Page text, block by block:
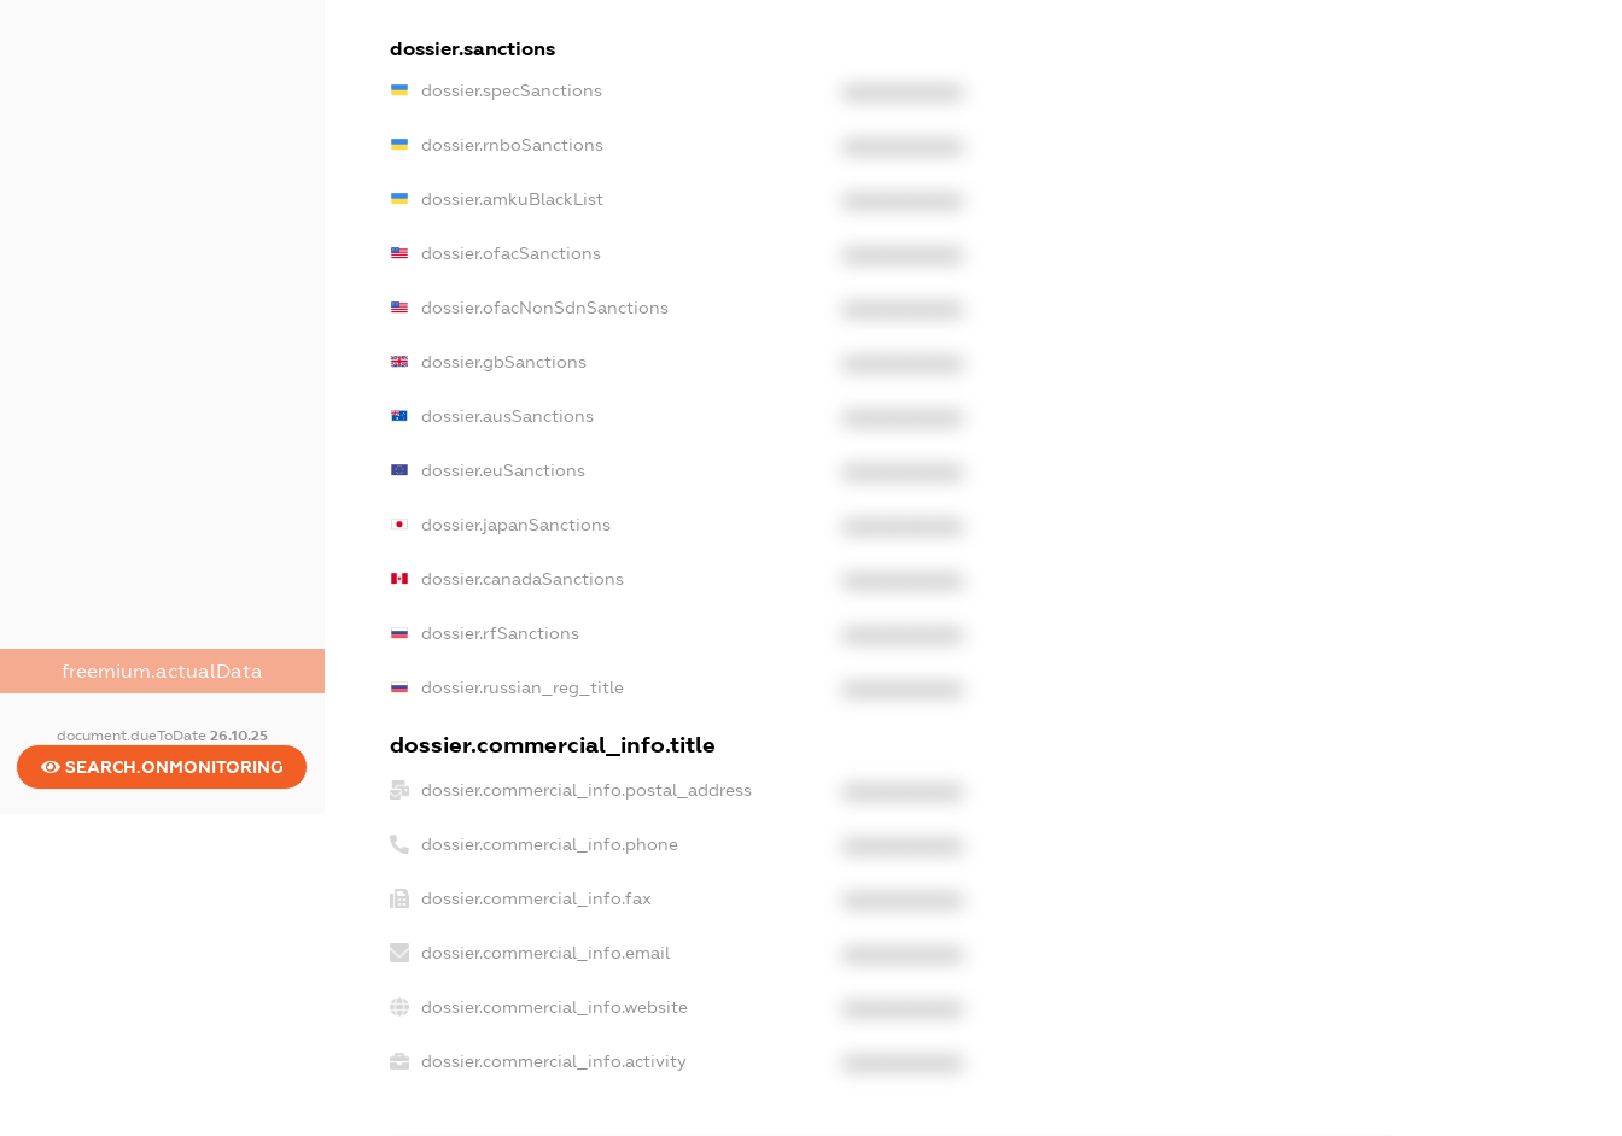
freemium.actualData
document.dueToDate 26.10.25
SEARCH.ONMONITORING
dossier.sanctions
dossier.specSanctions
dossier.rnboSanctions
dossier.amkuBlackList
dossier.ofacSanctions
dossier.ofacNonSdnSanctions
dossier.gbSanctions
dossier.ausSanctions
dossier.euSanctions
dossier.japanSanctions
dossier.canadaSanctions
dossier.rfSanctions
dossier.russian_reg_title
dossier.commercial_info.title
dossier.commercial_info.postal_address
dossier.commercial_info.phone
dossier.commercial_info.fax
dossier.commercial_info.email
dossier.commercial_info.website
dossier.commercial_info.activity